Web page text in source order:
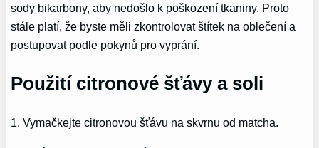
sody bikarbony, aby nedošlo k poškození tkaniny. Proto
stále platí, že byste měli zkontrolovat štítek na oblečení a
postupovat podle pokynů pro vyprání.
Použití citronové šťávy a soli
1. Vymačkejte citronovou šťávu na skvrnu od matcha.